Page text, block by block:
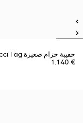
حقيبة حزام صغيرة Gucci Tag
€ 1.140